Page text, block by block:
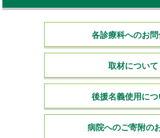
各診療科へのお
取材について
後援名義使用につ
病院へのご寄附の